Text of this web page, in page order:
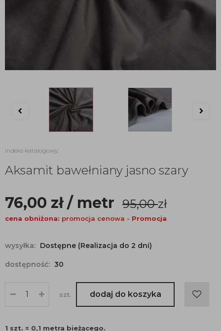
indeks katalogowy:
Aksamit bawełniany jasno szary
76,00 zł/ metr 95,00zł
cena obniżona: promocja cenowa - Promocja
wysyłka: Dostępne (Realizacja do 2 dni)
dostępność: 30
szt. dodaj do koszyka
1 szt. = 0,1 metra bieżącego.